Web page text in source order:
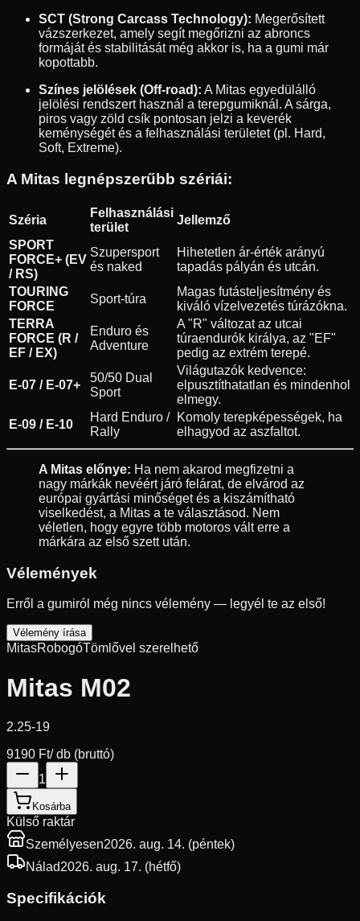
SCT (Strong Carcass Technology): Megerősített
vázszerkezet, amely segít megőrizni az abroncs
formáját és stabilitását még akkor is, ha a gumi már
kopottabb.
Színes jelölések (Off-road): A Mitas egyedülálló
jelölési rendszert használ a terepgumiknál. A sárga,
piros vagy zöld csík pontosan jelzi a keverék
keménységét és a felhasználási területet (pl. Hard,
Soft, Extreme).
A Mitas legnépszerűbb szériái:
Széria
Felhasználási
terület
Jellemző
SPORT
FORCE+ (EV
/ RS)
Szupersport
és naked
Hihetetlen ár-érték arányú
tapadás pályán és utcán.
TOURING
FORCE
Sport-túra
Magas futásteljesítmény és
kiváló vízelvezetés túrázókna.
TERRA
FORCE (R /
EF / EX)
Enduro és
Adventure
A "R" változat az utcai
túraendurók királya, az "EF"
pedig az extrém terepé.
E-07 / E-07+
50/50 Dual
Sport
Világutazók kedvence:
elpusztíthatatlan és mindenhol
elmegy.
E-09 / E-10
Hard Enduro /
Rally
Komoly terepképességek, ha
elhagyod az aszfaltot.
A Mitas előnye: Ha nem akarod megfizetni a
nagy márkák nevéért járó felárat, de elvárod az
európai gyártási minőséget és a kiszámítható
viselkedést, a Mitas a te választásod. Nem
véletlen, hogy egyre több motoros vált erre a
márkára az első szett után.
Vélemények
Erről a gumiról még nincs vélemény — legyél te az első!
Vélemény írása
MitasRobogóTömlővel szerelhető
Mitas M02
2.25-19
9190 Ft/ db (bruttó)
1
Kosárba
Külső raktár
Személyesen2026. aug. 14. (péntek)
Nálad2026. aug. 17. (hétfő)
Specifikációk